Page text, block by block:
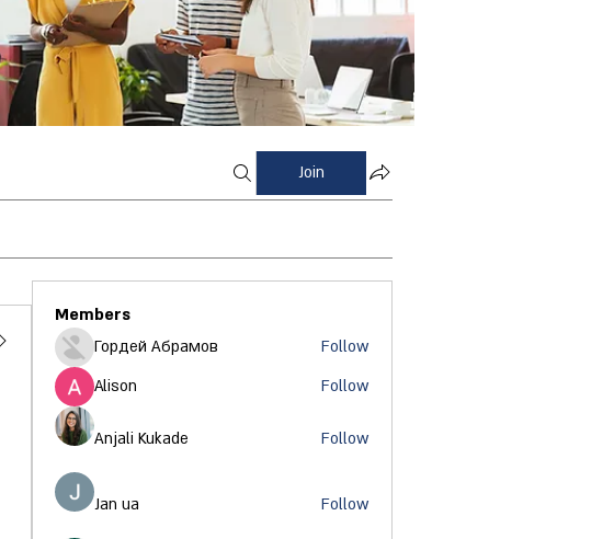
Join
Members
Гордей Абрамов
Follow
Alison
Follow
Anjali Kukade Follow
Jan ua Follow